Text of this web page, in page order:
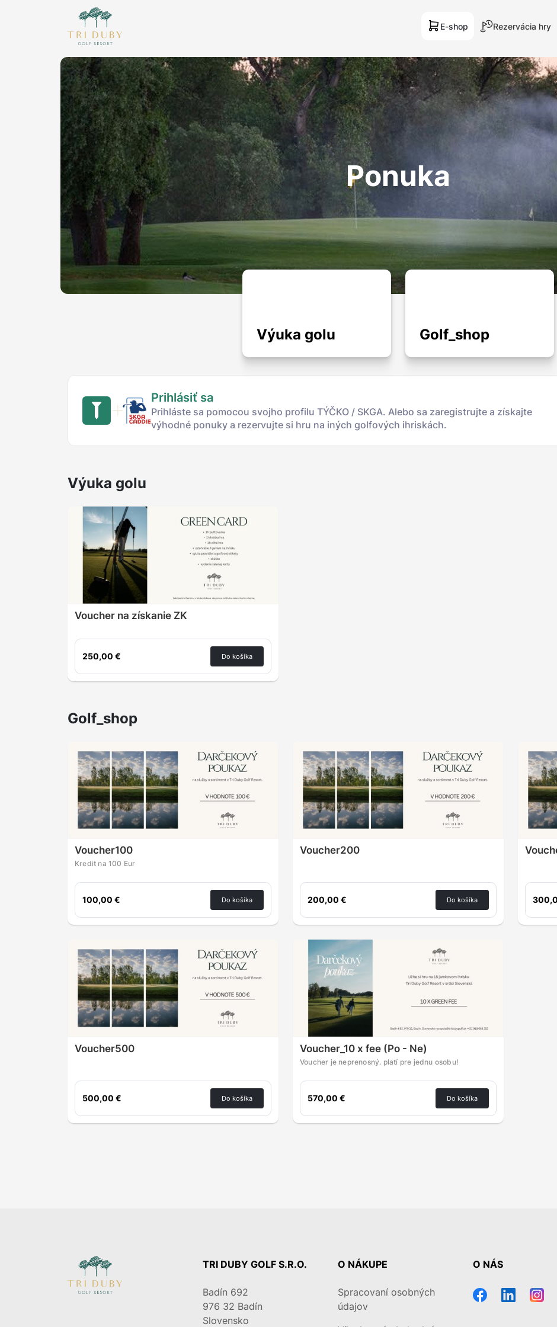
E-shop Rezervácia hry
Ponuka
Výuka golu Golf_shop
Prihlásiť sa
Prihláste sa pomocou svojho profilu TÝČKO / SKGA. Alebo sa zaregistrujte a získajte
výhodné ponuky a rezervujte si hru na iných golfových ihriskách.
Výuka golu
Voucher na získanie ZK
250,00 € Do košíka
Golf_shop
Voucher100
Kredit na 100 Eur
100,00 € Do košíka
Voucher200
200,00 € Do košíka
Voucher500
500,00 € Do košíka
Voucher_10 x fee (Po - Ne)
Voucher je neprenosný. platí pre jednu osobu!
570,00 € Do košíka
TRI DUBY GOLF S.R.O.
Badín 692
976 32 Badín
Slovensko
O NÁKUPE
Spracovaní osobných
údajov
O NÁS